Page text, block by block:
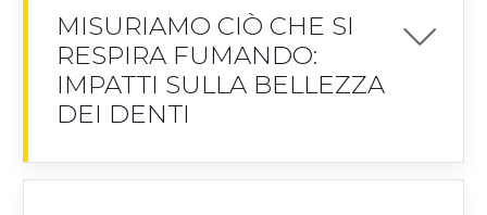
MISURIAMO CIÒ CHE SI
RESPIRA FUMANDO:
IMPATTI SULLA BELLEZZA
DEI DENTI